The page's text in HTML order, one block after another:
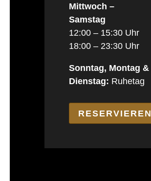
Mittwoch –
Samstag
12:00 – 15:30 Uhr
18:00 – 23:30 Uhr
Sonntag, Montag &
Dienstag: Ruhetag
RESERVIEREN